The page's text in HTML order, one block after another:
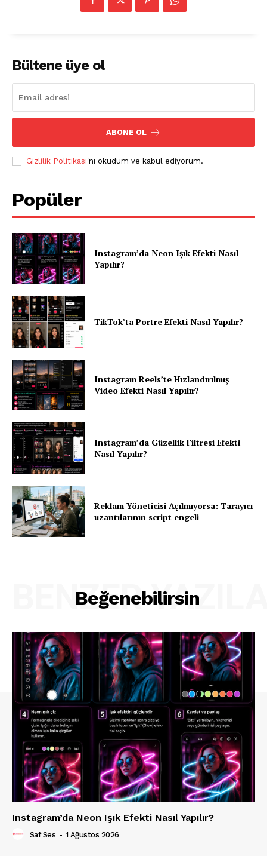
Bültene üye ol
ABONE OL
Gizlilik Politikası'nı okudum ve kabul ediyorum.
Popüler
Instagram’da Neon Işık Efekti Nasıl
Yapılır?
TikTok’ta Portre Efekti Nasıl Yapılır?
Instagram Reels’te Hızlandırılmış
Video Efekti Nasıl Yapılır?
Instagram’da Güzellik Filtresi Efekti
Nasıl Yapılır?
Reklam Yöneticisi Açılmıyorsa: Tarayıcı
uzantılarının script engeli
Beğenebilirsin
BENZER
Instagram’da Neon Işık Efekti Nasıl Yapılır?
Saf Ses - 1 Ağustos 2026